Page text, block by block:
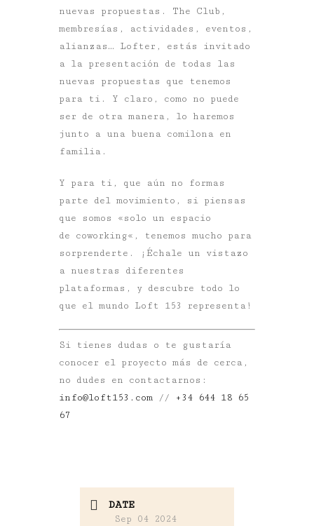
nuevas propuestas. The Club,
membresías, actividades, eventos,
alianzas… Lofter , estás invitado
a la presentación de todas las
nuevas propuestas que tenemos
para ti. Y claro, como no puede
ser de otra manera, lo haremos
junto a una buena comilona en
familia.
Y para ti, que aún no formas
parte del movimiento, si piensas
que somos «solo un espacio
de coworking«, tenemos mucho para
sorprenderte. ¡Échale un vistazo
a nuestras diferentes
plataformas, y descubre todo lo
que el mundo Loft 153 representa!
Si tienes dudas o te gustaría
conocer el proyecto más de cerca,
no dudes en contactarnos:
info@loft153.com //
+34 644 18 65
67
DATE
Sep 04 2024